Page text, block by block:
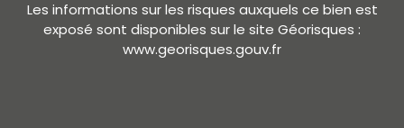
Les informations sur les risques auxquels ce bien est
exposé sont disponibles sur le site Géorisques :
www.georisques.gouv.fr